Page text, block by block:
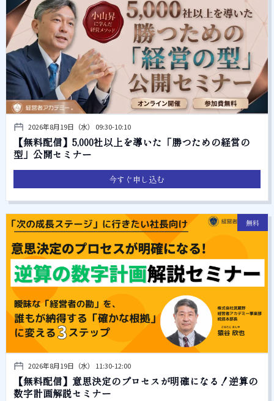
2026年8月19日（水） 09:30-10:10
【無料配信】5,000社以上を導いた「勝つための経営の
型」公開セミナー
今すぐ申し込む
無料
2026年8月19日（水） 11:30-12:00
【無料配信】意思決定のプロセスが明確になる！逆算の
数字計画解説セミナー